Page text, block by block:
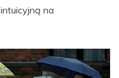
na